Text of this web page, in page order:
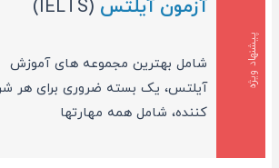
پیشنهاد ویژه
آزمون آیلتس (IELTS)
شامل بهترین مجموعه های آموزش
آیلتس، یک بسته ضروری برای هر
کننده، شامل همه مهارتها